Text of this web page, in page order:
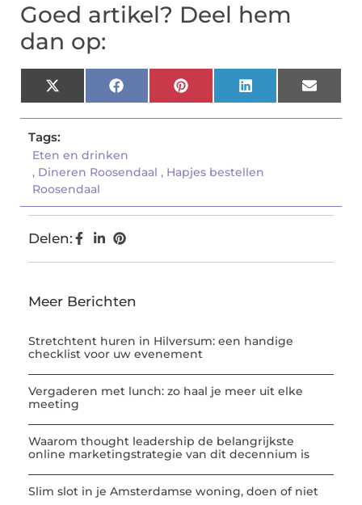
Goed artikel? Deel hem
dan op:
X
(Twitter)
FacebookPinterestLinkedInEmail
Tags:
Eten en drinken
, Dineren Roosendaal , Hapjes bestellen
Roosendaal
Delen:
Meer Berichten
Stretchtent huren in Hilversum: een handige
checklist voor uw evenement
Vergaderen met lunch: zo haal je meer uit elke
meeting
Waarom thought leadership de belangrijkste
online marketingstrategie van dit decennium is
Slim slot in je Amsterdamse woning, doen of niet